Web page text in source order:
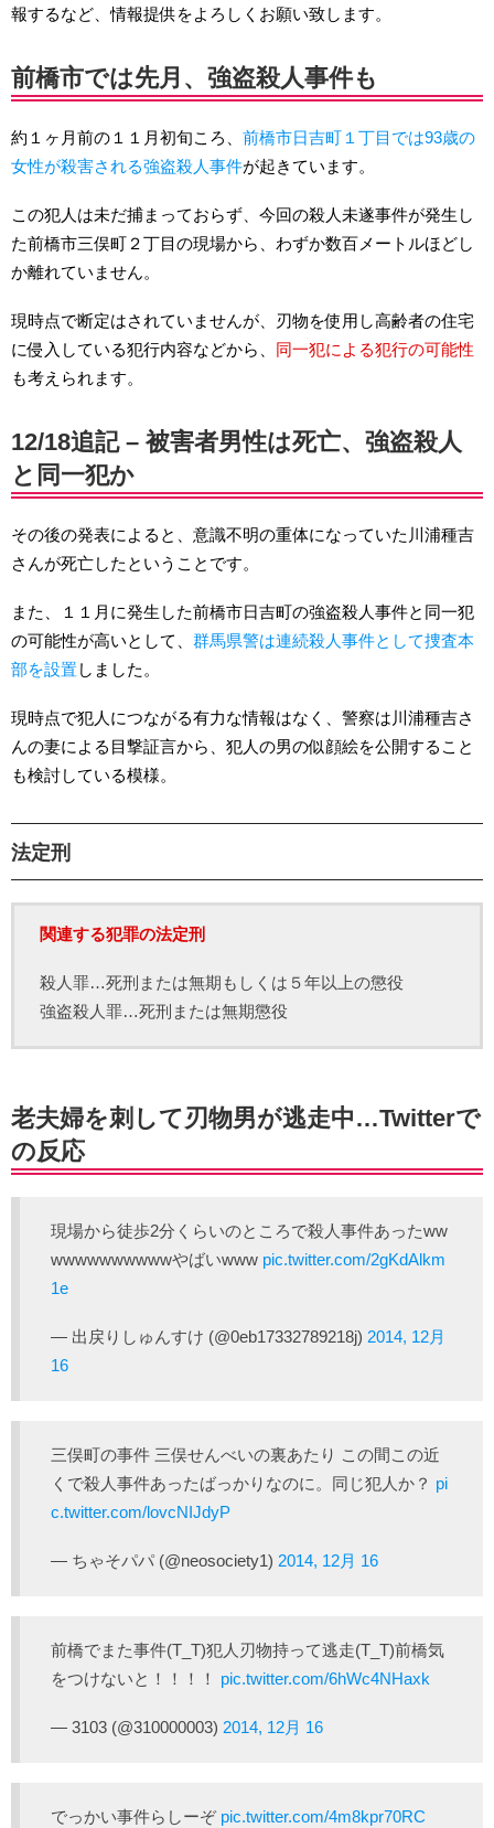
報するなど、情報提供をよろしくお願い致します。
前橋市では先月、強盗殺人事件も
約１ヶ月前の１１月初旬ころ、 前橋市日吉町１丁目では93歳の
女性が殺害される強盗殺人事件が起きています。
この犯人は未だ捕まっておらず、今回の殺人未遂事件が発生し
た前橋市三俣町２丁目の現場から、わずか数百メートルほどし
か離れていません。
現時点で断定はされていませんが、刃物を使用し高齢者の住宅
に侵入している犯行内容などから、 同一犯による犯行の可能性
も考えられます。
12/18追記 – 被害者男性は死亡、強盗殺人
と同一犯か
その後の発表によると、意識不明の重体になっていた川浦種吉
さんが死亡したということです。
また、１１月に発生した前橋市日吉町の強盗殺人事件と同一犯
の可能性が高いとして、 群馬県警は連続殺人事件として捜査本
部を設置しました。
現時点で犯人につながる有力な情報はなく、警察は川浦種吉さ
んの妻による目撃証言から、犯人の男の似顔絵を公開すること
も検討している模様。
法定刑
関連する犯罪の法定刑
殺人罪…死刑または無期もしくは５年以上の懲役
強盗殺人罪…死刑または無期懲役
老夫婦を刺して刃物男が逃走中…Twitterで
の反応
現場から徒歩2分くらいのところで殺人事件あったww
wwwwwwwwwwやばいwww pic.twitter.com/2gKdAlkm
1e
— 出戻りしゅんすけ (@0eb17332789218j) 2014, 12月
16
三俣町の事件 三俣せんべいの裏あたり この間この近
くで殺人事件あったばっかりなのに。同じ犯人か？ pi
c.twitter.com/lovcNIJdyP
— ちゃそパパ (@neosociety1) 2014, 12月 16
前橋でまた事件(T_T)犯人刃物持って逃走(T_T)前橋気
をつけないと！！！！ pic.twitter.com/6hWc4NHaxk
— 3103 (@310000003) 2014, 12月 16
でっかい事件らしーぞ pic.twitter.com/4m8kpr70RC